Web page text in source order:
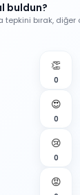
buldun?
tepkini bırak,
👏
0
😍
0
😢
0
😡